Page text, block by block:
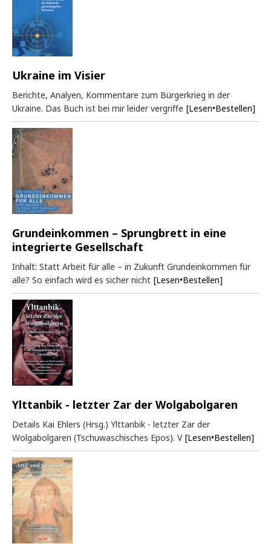
Ukraine im Visier
Berichte, Analyen, Kommentare zum Bürgerkrieg in der
Ukraine. Das Buch ist bei mir leider vergriffe [Lesen•Bestellen]
Grundeinkommen – Sprungbrett in eine
integrierte Gesellschaft
Inhalt: Statt Arbeit für alle – in Zukunft Grundeinkommen für
alle? So einfach wird es sicher nicht [Lesen•Bestellen]
Ylttanbik - letzter Zar der Wolgabolgaren
Details Kai Ehlers (Hrsg.) Ylttanbik - letzter Zar der
Wolgabolgaren (Tschuwaschisches Epos). V [Lesen•Bestellen]